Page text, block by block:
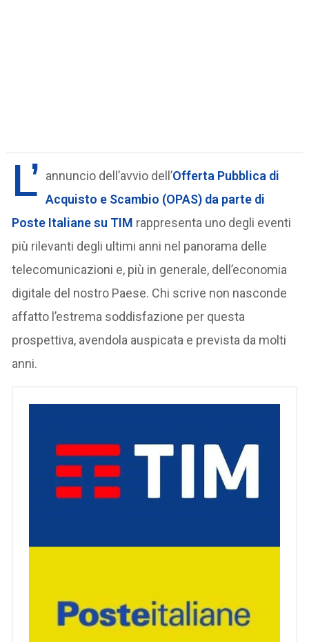
L’ annuncio dell’avvio dell’Offerta Pubblica di
Acquisto e Scambio (OPAS) da parte di
Poste Italiane su TIM rappresenta uno degli eventi
più rilevanti degli ultimi anni nel panorama delle
telecomunicazioni e, più in generale, dell’economia
digitale del nostro Paese. Chi scrive non nasconde
affatto l’estrema soddisfazione per questa
prospettiva, avendola auspicata e prevista da molti
anni.